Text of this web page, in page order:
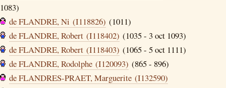
1083)
de FLANDRE, Ni (I118826) (1011)
de FLANDRE, Robert (I118402) (1035 - 3 oct 1093)
de FLANDRE, Robert (I118403) (1065 - 5 oct 1111)
de FLANDRE, Rodolphe (I120093) (865 - 896)
de FLANDRES-PRAET, Marguerite (I132590)